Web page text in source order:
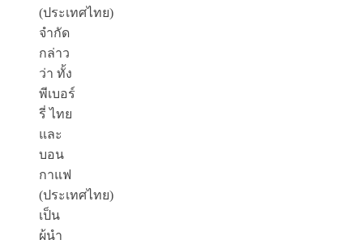
(ประเทศไทย)
จำกัด
กล่าว
ว่า ทั้ง
พีเบอร์
รี่ ไทย
และ
บอน
กาแฟ
(ประเทศไทย)
เป็น
ผู้นำ